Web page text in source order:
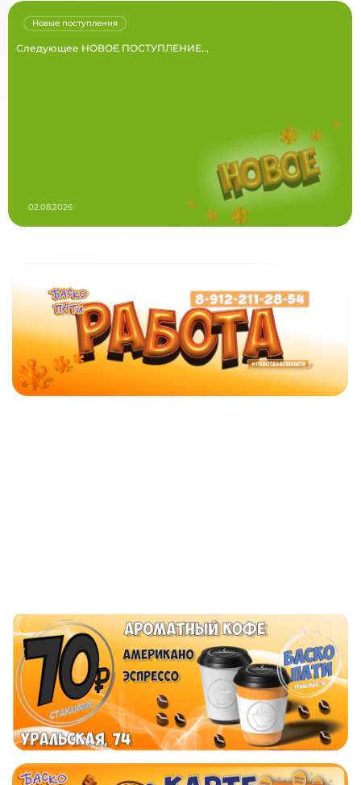
Следующее НОВОЕ ПОСТУПЛЕНИЕ...
Новые поступления
02.08.2026